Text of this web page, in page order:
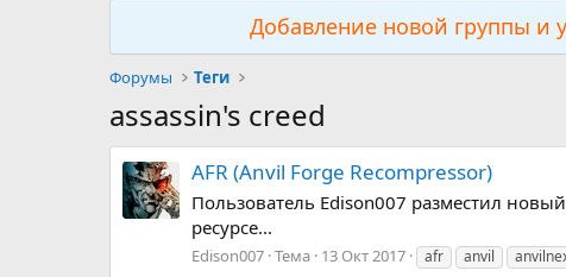
Добавление новой группы и
Форумы Теги
assassin's creed
AFR (Anvil Forge Recompressor)
Пользователь Edison007 разместил
ресурсе...
Edison007 Тема 13 Окт 2017 afr anvil